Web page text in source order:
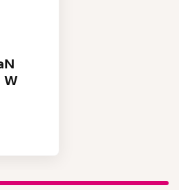
Liquid Glassin, upean uuden
intuitiivinen ikkunoiden
hallintaa ja joustavuutta kuin
ja hoida kaikenkokoisia
kosketuksen voimalla.
W